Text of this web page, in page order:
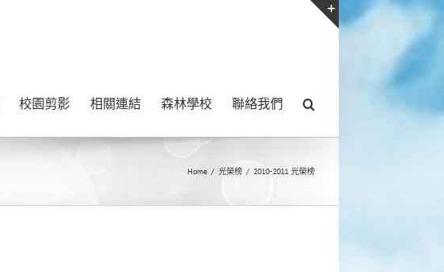
校園剪影 相關連結 森林學校 聯絡我們
Home / 光榮榜 / 2010-2011 光榮榜